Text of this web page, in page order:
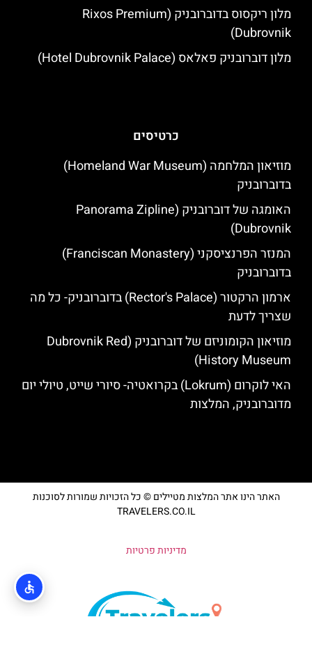
מלון ריקסוס בדוברובניק (Rixos Premium
Dubrovnik)
מלון דוברובניק פאלאס (Hotel Dubrovnik Palace)
כרטיסים
מוזיאון המלחמה (Homeland War Museum)
בדוברובניק
האומגה של דוברובניק (Panorama Zipline
Dubrovnik)
המנזר הפרנציסקני (Franciscan Monastery)
בדוברובניק
ארמון הרקטור (Rector's Palace) בדוברובניק- כל מה
שצריך לדעת
מוזיאון הקומוניזם של דוברובניק (Dubrovnik Red
History Museum)
האי לוקרום (Lokrum) בקרואטיה- סיורי שייט, טיולי יום
מדוברובניק, המלצות
האתר הינו אתר המלצות מטיילים © כל הזכויות שמורות לסוכנות
TRAVELERS.CO.IL
מדיניות פרטיות